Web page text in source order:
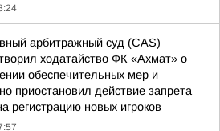
арбитражный суд (CAS)
ходатайство ФК «Ахмат» о
обеспечительных мер и
приостановил действие запрета
регистрацию новых игроков